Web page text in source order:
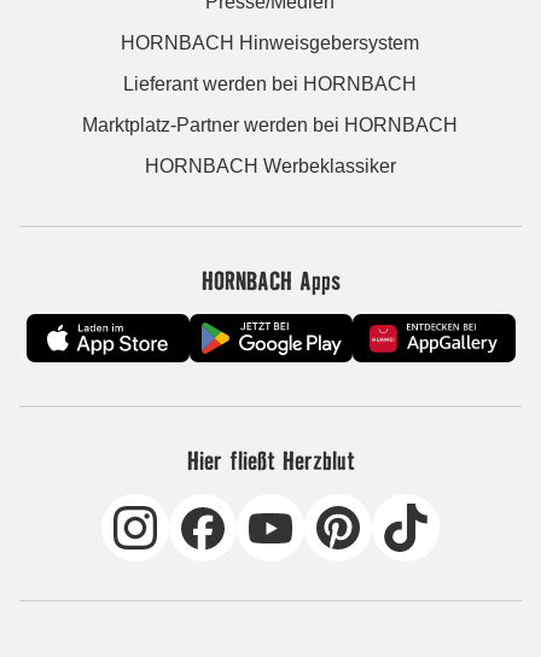
HORNBACH Hinweisgebersystem
Lieferant werden bei HORNBACH
Marktplatz-Partner werden bei HORNBACH
HORNBACH Werbeklassiker
HORNBACH Apps
Hier fließt Herzblut